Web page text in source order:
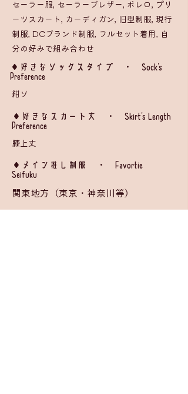
セーラー服, セーラーブレザー, ボレロ, プリ
ーツスカート, カーディガン, 旧型制服, 現行
制服, DCブランド制服, フルセット着用, 自
分の好みで組み合わせ
◆好きなソックスタイプ ・ Sock's
Preference
紺ソ
​◆好きなスカート丈 ・ Skirt's Length
Preference
膝上丈
​◆メイン推し制服 ・ Favortie
Seifuku
関東地方（東京・神奈川等）